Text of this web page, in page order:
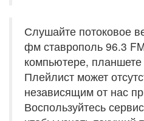
Слушайте потоковое
фм ставрополь 96.3
компьютере,
Плейлист может
независящим от нас
Воспользуйтесь